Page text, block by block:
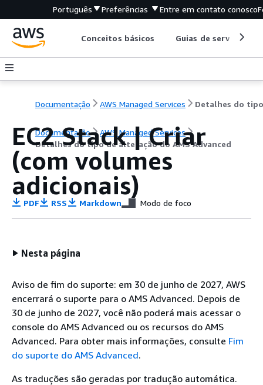
Português Preferências Entre em contato conosco
Conceitos básicos Guias de serviço
Documentação AWS Managed Services
Documentação
AWS Managed Services
Detalhes do tipo de alteração do AMS Advanced
EC2 Stack | Criar
(com volumes
adicionais)
PDF RSS Markdown Modo de foco
Nesta página
Aviso de fim do suporte: em 30 de junho de 2027, AWS
encerrará o suporte para o AMS Advanced. Depois de
30 de junho de 2027, você não poderá mais acessar o
console do AMS Advanced ou os recursos do AMS
Advanced. Para obter mais informações, consulte Fim
do suporte do AMS Advanced.
As traduções são geradas por tradução automática.